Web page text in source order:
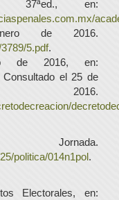
37ªed., en:
de 2016.
5.pdf.
de 2016, en:
Consultado el 25 de
politica/014n1pol.
Electorales, en: